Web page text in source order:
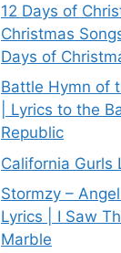
12 Days of
Christmas
Days of
Battle Hymn of
| Lyrics to the
Republic
California Gurls
Stormzy –
Lyrics | I Saw
Marble